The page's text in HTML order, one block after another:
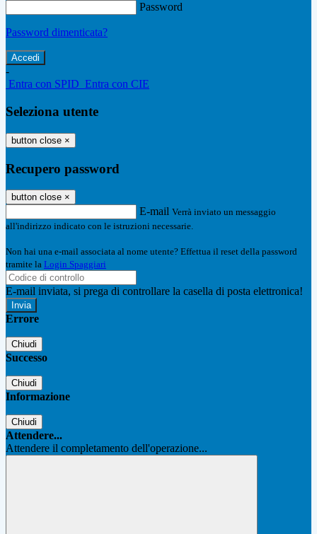
Password
Password dimenticata?
-
Entra con SPID Entra con CIE
Seleziona utente
button close ×
Recupero password
button close ×
E-mail Verrà inviato un messaggio
all'indirizzo indicato con le istruzioni necessarie.
Non hai una e-mail associata al nome utente? Effettua il reset della password
tramite la Login Spaggiari
E-mail inviata, si prega di controllare la casella di posta elettronica!
Errore
Chiudi
Successo
Chiudi
Informazione
Chiudi
Attendere...
Attendere il completamento dell'operazione...